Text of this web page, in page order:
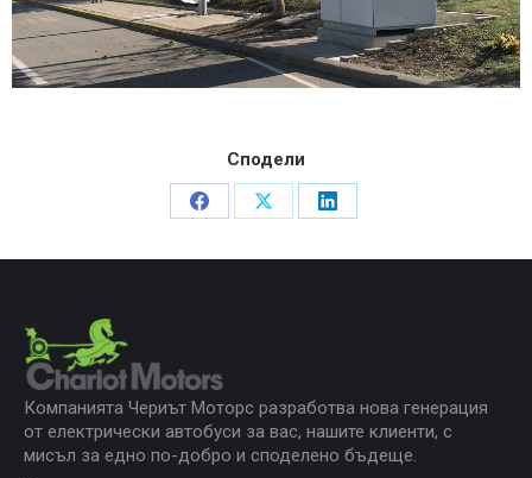
Сподели
Share
Share
Share
Компанията Чериът Моторс разработва нова генерация
от електрически автобуси за вас, нашите клиенти, с
мисъл за едно по-добро и споделено бъдеще.